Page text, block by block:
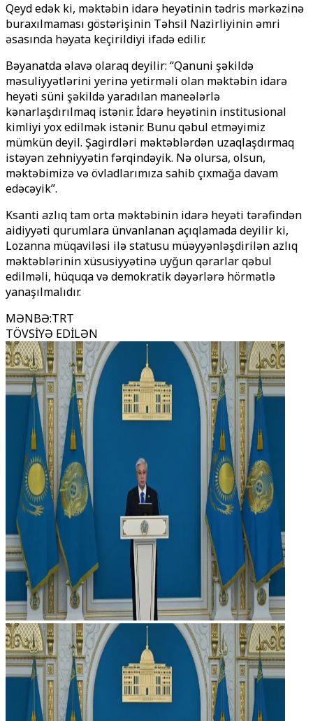
Qeyd edək ki, məktəbin idarə heyətinin tədris mərkəzinə
buraxılmaması göstərişinin Təhsil Nazirliyinin əmri
əsasında həyata keçirildiyi ifadə edilir.
Bəyanatda əlavə olaraq deyilir: “Qanuni şəkildə
məsuliyyətlərini yerinə yetirməli olan məktəbin idarə
heyəti süni şəkildə yaradılan maneələrlə
kənarlaşdırılmaq istənir. İdarə heyətinin institusional
kimliyi yox edilmək istənir. Bunu qəbul etməyimiz
mümkün deyil. Şagirdləri məktəblərdən uzaqlaşdırmaq
istəyən zehniyyətin fərqindəyik. Nə olursa, olsun,
məktəbimizə və övladlarımıza sahib çıxmağa davam
edəcəyik”.
Ksanti azlıq tam orta məktəbinin idarə heyəti tərəfindən
aidiyyəti qurumlara ünvanlanan açıqlamada deyilir ki,
Lozanna müqaviləsi ilə statusu müəyyənləşdirilən azlıq
məktəblərinin xüsusiyyətinə uyğun qərarlar qəbul
edilməli, hüquqa və demokratik dəyərlərə hörmətlə
yanaşılmalıdır.
MƏNBƏ:TRT
TÖVSİYƏ EDİLƏN